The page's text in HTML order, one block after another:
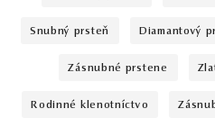
snubný prsteň diamantový
zásnubné prstene
rodinné klenotníctvo